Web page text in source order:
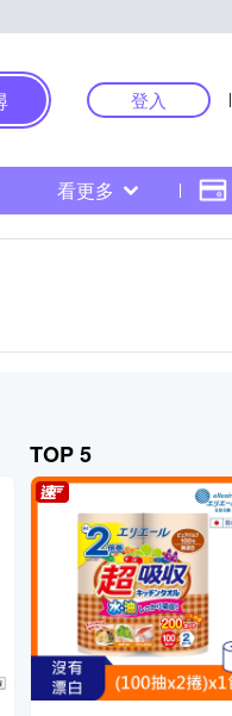
登入
看更多
TOP 5